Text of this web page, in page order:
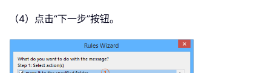
（4）点击“下一步”按钮。